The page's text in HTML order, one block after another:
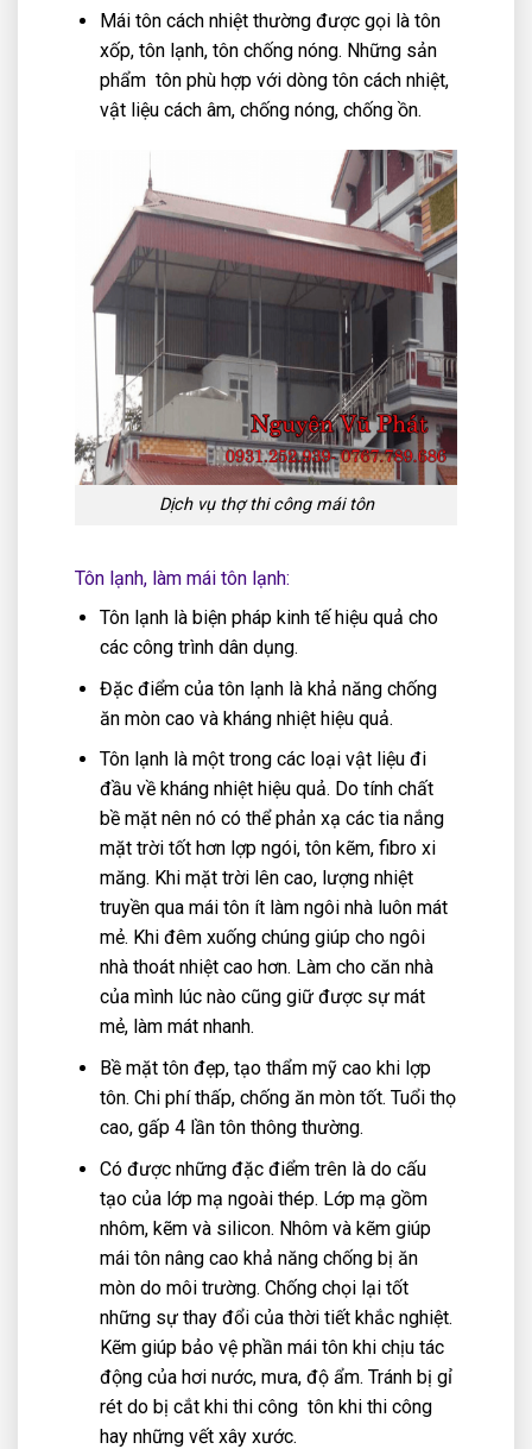
Mái tôn cách nhiệt thường được gọi là tôn
xốp, tôn lạnh, tôn chống nóng. Những sản
phẩm tôn phù hợp với dòng tôn cách nhiệt,
vật liệu cách âm, chống nóng, chống ồn.
Dịch vụ thợ thi công mái tôn
Tôn lạnh, làm mái tôn lạnh:
Tôn lạnh là biện pháp kinh tế hiệu quả cho
các công trình dân dụng.
Đặc điểm của tôn lạnh là khả năng chống
ăn mòn cao và kháng nhiệt hiệu quả.
Tôn lạnh là một trong các loại vật liệu đi
đầu về kháng nhiệt hiệu quả. Do tính chất
bề mặt nên nó có thể phản xạ các tia nắng
mặt trời tốt hơn lợp ngói, tôn kẽm, fibro xi
măng. Khi mặt trời lên cao, lượng nhiệt
truyền qua mái tôn ít làm ngôi nhà luôn mát
mẻ. Khi đêm xuống chúng giúp cho ngôi
nhà thoát nhiệt cao hơn. Làm cho căn nhà
của mình lúc nào cũng giữ được sự mát
mẻ, làm mát nhanh.
Bề mặt tôn đẹp, tạo thẩm mỹ cao khi lợp
tôn. Chi phí thấp, chống ăn mòn tốt. Tuổi thọ
cao, gấp 4 lần tôn thông thường.
Có được những đặc điểm trên là do cấu
tạo của lớp mạ ngoài thép. Lớp mạ gồm
nhôm, kẽm và silicon. Nhôm và kẽm giúp
mái tôn nâng cao khả năng chống bị ăn
mòn do môi trường. Chống chọi lại tốt
những sự thay đổi của thời tiết khắc nghiệt.
Kẽm giúp bảo vệ phần mái tôn khi chịu tác
động của hơi nước, mưa, độ ẩm. Tránh bị gỉ
rét do bị cắt khi thi công tôn khi thi công
hay những vết xây xước.